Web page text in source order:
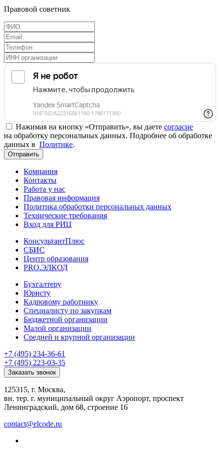
Правовой советник
Нажимая на кнопку «Отправить», вы даете согласие
на обработку персональных данных. Подробнее об обработке
данных в Политике.
Отправить
Компания
Контакты
Работа у нас
Правовая информация
Политика обработки персональных данных
Технические требования
Вход для РИЦ
КонсультантПлюс
СБИС
Центр образования
PRO.ЭЛКОД
Бухгалтеру
Юристу
Кадровому работнику
Специалисту по закупкам
Бюджетной организации
Малой организации
Средней и крупной организации
+7 (495) 234-36-61
+7 (495) 223-03-35
Заказать звонок
125315, г. Москва,
вн. тер. г. муниципальный округ Аэропорт, проспект
Ленинградский, дом 68, строение 16
contact@elcode.ru